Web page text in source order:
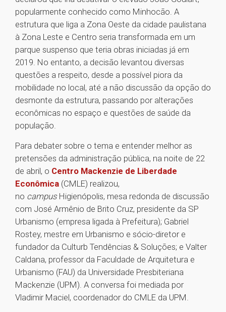
popularmente conhecido como Minhocão. A
estrutura que liga a Zona Oeste da cidade paulistana
à Zona Leste e Centro seria transformada em um
parque suspenso que teria obras iniciadas já em
2019. No entanto, a decisão levantou diversas
questões a respeito, desde a possível piora da
mobilidade no local, até a não discussão da opção do
desmonte da estrutura, passando por alterações
econômicas no espaço e questões de saúde da
população.
Para debater sobre o tema e entender melhor as
pretensões da administração pública, na noite de 22
de abril, o Centro Mackenzie de Liberdade
Econômica (CMLE) realizou,
no campus Higienópolis, mesa redonda de discussão
com José Armênio de Brito Cruz, presidente da SP
Urbanismo (empresa ligada à Prefeitura); Gabriel
Rostey, mestre em Urbanismo e sócio-diretor e
fundador da Culturb Tendências & Soluções; e Valter
Caldana, professor da Faculdade de Arquitetura e
Urbanismo (FAU) da Universidade Presbiteriana
Mackenzie (UPM). A conversa foi mediada por
Vladimir Maciel, coordenador do CMLE da UPM.